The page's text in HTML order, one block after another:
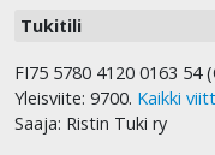
Tukitili
FI75 5780 4120 0163 54
Yleisviite: 9700. Kaikki
Saaja: Ristin Tuki ry